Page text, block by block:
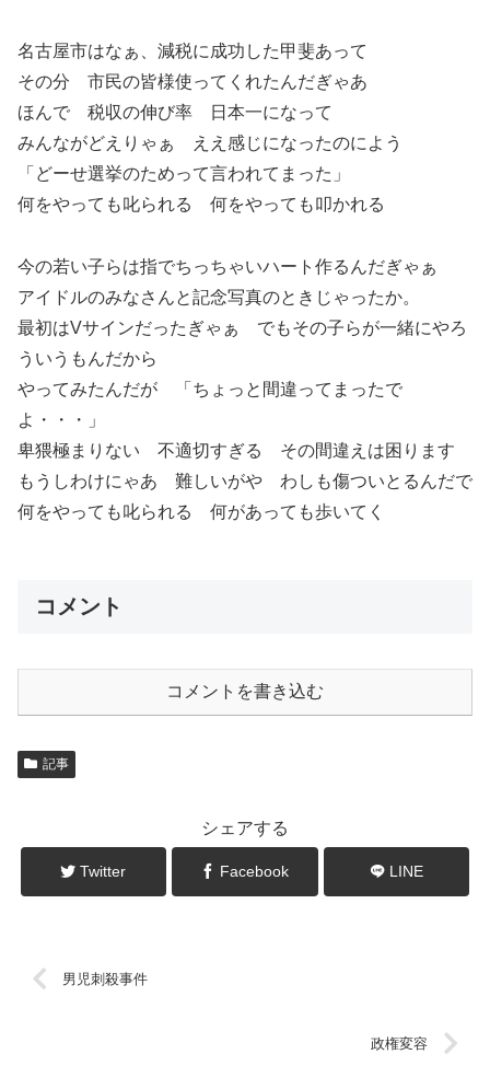
名古屋市はなぁ、減税に成功した甲斐あって
その分 市民の皆様使ってくれたんだぎゃあ
ほんで 税収の伸び率 日本一になって
みんながどえりゃぁ ええ感じになったのによう
「どーせ選挙のためって言われてまった」
何をやっても叱られる 何をやっても叩かれる
今の若い子らは指でちっちゃいハート作るんだぎゃぁ
アイドルのみなさんと記念写真のときじゃったか。
最初はVサインだったぎゃぁ でもその子らが一緒にやろ
ういうもんだから
やってみたんだが 「ちょっと間違ってまったで
よ・・・」
卑猥極まりない 不適切すぎる その間違えは困ります
もうしわけにゃあ 難しいがや わしも傷ついとるんだで
何をやっても叱られる 何があっても歩いてく
コメント
コメントを書き込む
記事
シェアする
Twitter Facebook LINE
男児刺殺事件
政権変容